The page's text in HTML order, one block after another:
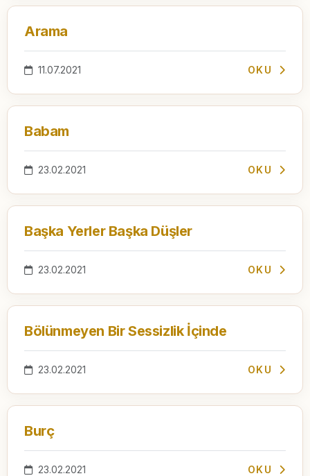
Arama
11.07.2021 OKU
Babam
23.02.2021 OKU
Başka Yerler Başka Düşler
23.02.2021 OKU
Bölünmeyen Bir Sessizlik İçinde
23.02.2021 OKU
Burç
23.02.2021 OKU